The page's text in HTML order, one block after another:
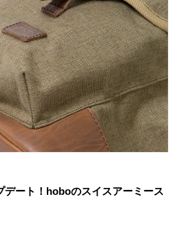
デート！hoboのスイスアーミース